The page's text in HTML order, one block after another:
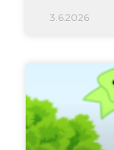
3.6.2026